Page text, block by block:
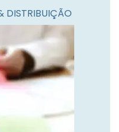
DISTRIBUIÇÃO